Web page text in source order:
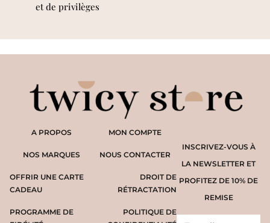
et de privilèges
A PROPOS
NOS MARQUES
OFFRIR UNE CARTE
CADEAU
PROGRAMME DE
INSCRIVEZ-VOUS À
LA NEWSLETTER ET
PROFITEZ DE 10% DE
REMISE
MON COMPTE
NOUS CONTACTER
DROIT DE
RÉTRACTATION
POLITIQUE DE